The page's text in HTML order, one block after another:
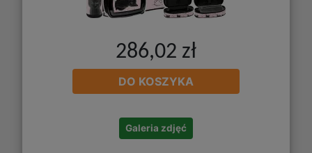
286,02 zł
DO KOSZYKA
Galeria zdjęć